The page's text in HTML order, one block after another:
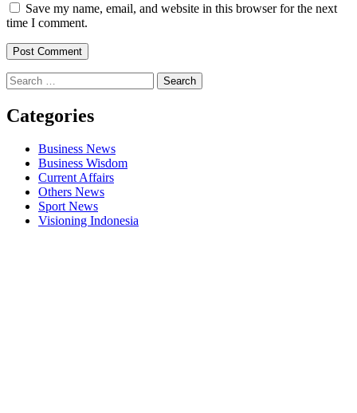
Save my name, email, and website in this browser for the next
time I comment.
Search
for:
Categories
Business News
Business Wisdom
Current Affairs
Others News
Sport News
Visioning Indonesia